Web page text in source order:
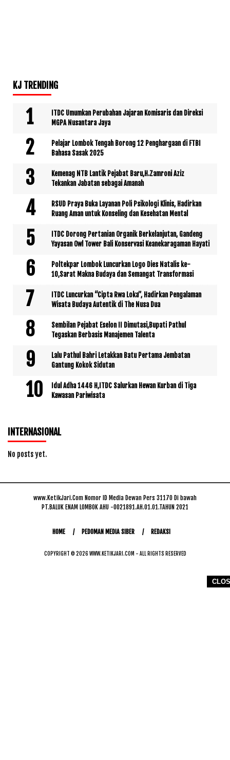
KJ TRENDING
ITDC Umumkan Perubahan Jajaran Komisaris dan Direksi
MGPA Nusantara Jaya
Pelajar Lombok Tengah Borong 12 Penghargaan di FTBI
Bahasa Sasak 2025
Kemenag NTB Lantik Pejabat Baru,H.Zamroni Aziz
Tekankan Jabatan sebagai Amanah
RSUD Praya Buka Layanan Poli Psikologi Klinis, Hadirkan
Ruang Aman untuk Konseling dan Kesehatan Mental
ITDC Dorong Pertanian Organik Berkelanjutan, Gandeng
Yayasan Owl Tower Bali Konservasi Keanekaragaman Hayati
Poltekpar Lombok Luncurkan Logo Dies Natalis ke-
10,Sarat Makna Budaya dan Semangat Transformasi
ITDC Luncurkan “Cipta Rwa Loka”, Hadirkan Pengalaman
Wisata Budaya Autentik di The Nusa Dua
Sembilan Pejabat Eselon II Dimutasi,Bupati Pathul
Tegaskan Berbasis Manajemen Talenta
Lalu Pathul Bahri Letakkan Batu Pertama Jembatan
Gantung Kokok Sidutan
Idul Adha 1446 H,ITDC Salurkan Hewan Kurban di Tiga
Kawasan Pariwisata
INTERNASIONAL
No posts yet.
www.KetikJari.Com Nomor ID Media Dewan Pers 31170 Di bawah
PT.BALUK ENAM LOMBOK AHU -0021891.AH.01.01.TAHUN 2021
HOME PEDOMAN MEDIA SIBER REDAKSI
COPYRIGHT © 2026 WWW.KETIKJARI.COM - ALL RIGHTS RESERVED